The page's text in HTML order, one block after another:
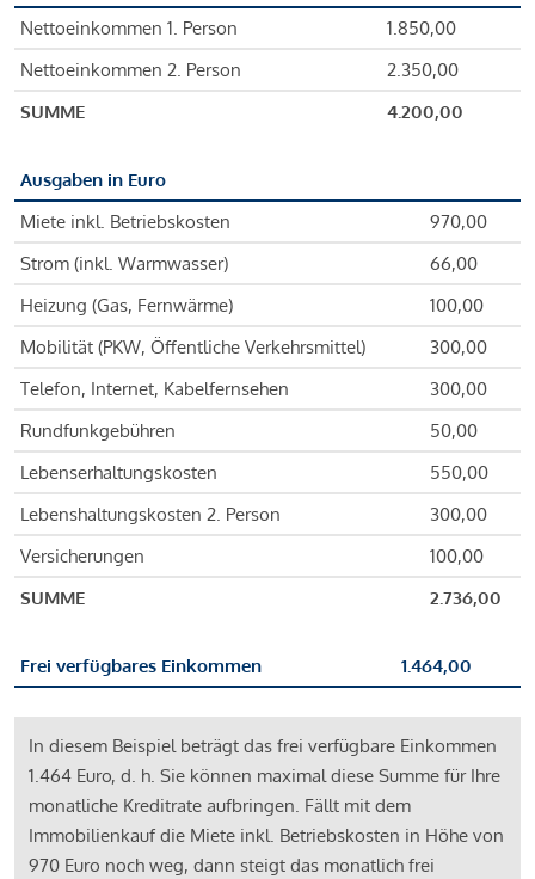
Nettoeinkommen 1. Person
1.850,00
Nettoeinkommen 2. Person
2.350,00
SUMME
4.200,00
Ausgaben in Euro
Miete inkl. Betriebskosten
970,00
Strom (inkl. Warmwasser)
66,00
Heizung (Gas, Fernwärme)
100,00
Mobilität (PKW, Öffentliche Verkehrsmittel)
300,00
Telefon, Internet, Kabelfernsehen
300,00
Rundfunkgebühren
50,00
Lebenserhaltungskosten
550,00
Lebenshaltungskosten 2. Person
300,00
Versicherungen
100,00
SUMME
2.736,00
Frei verfügbares Einkommen 1.464,00
In diesem Beispiel beträgt das frei verfügbare Einkommen
1.464 Euro, d. h. Sie können maximal diese Summe für Ihre
monatliche Kreditrate aufbringen. Fällt mit dem
Immobilienkauf die Miete inkl. Betriebskosten in Höhe von
970 Euro noch weg, dann steigt das monatlich frei